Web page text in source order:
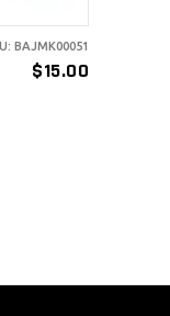
$15.00
BAJMK00051